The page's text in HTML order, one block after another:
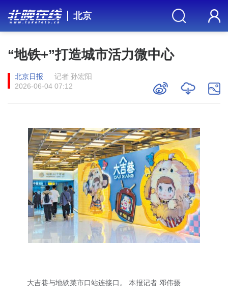
北京
“地铁+”打造城市活力微中心
北京日报
记者 孙宏阳
2026-06-04 07:12
大吉巷与地铁菜市口站连接口。 本报记者 邓伟摄